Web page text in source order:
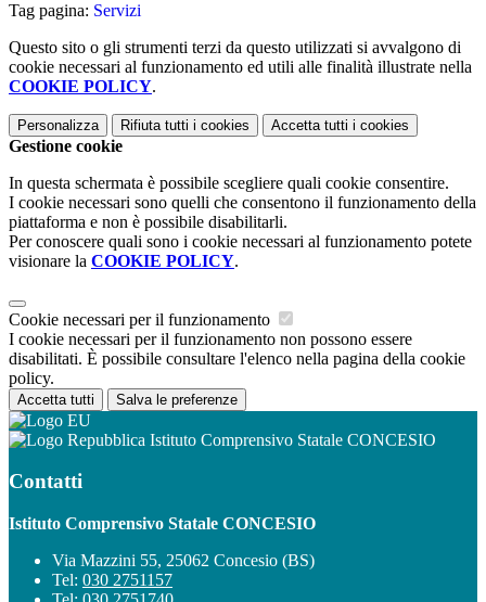
Tag pagina: Servizi
Questo sito o gli strumenti terzi da questo utilizzati si avvalgono di
cookie necessari al funzionamento ed utili alle finalità illustrate nella
COOKIE POLICY.
Personalizza Rifiuta tutti i cookies Accetta tutti i cookies
Gestione cookie
In questa schermata è possibile scegliere quali cookie consentire.
I cookie necessari sono quelli che consentono il funzionamento della
piattaforma e non è possibile disabilitarli.
Per conoscere quali sono i cookie necessari al funzionamento potete
visionare la COOKIE POLICY.
Cookie necessari per il funzionamento
I cookie necessari per il funzionamento non possono essere
disabilitati. È possibile consultare l'elenco nella pagina della cookie
policy.
Accetta tutti Salva le preferenze
Istituto Comprensivo Statale CONCESIO
Contatti
Istituto Comprensivo Statale CONCESIO
Via Mazzini 55, 25062 Concesio (BS)
Tel: 030 2751157